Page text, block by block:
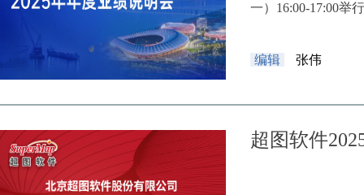
一）16:00-17:00举
编辑 张伟
超图软件